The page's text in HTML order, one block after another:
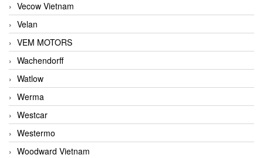
Vecow Vietnam
Velan
VEM MOTORS
Wachendorff
Watlow
Werma
Westcar
Westermo
Woodward Vietnam